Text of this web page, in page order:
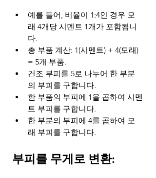
예를 들어, 비율이 1:4인 경우 모
래 4개당 시멘트 1개가 포함됩니
다.
총 부품 계산: 1(시멘트) + 4(모래)
= 5개 부품.
건조 부피를 5로 나누어 한 부분
의 부피를 구합니다.
한 부품의 부피에 1을 곱하여 시멘
트 부피를 구합니다.
한 부분의 부피에 4를 곱하여 모
래 부피를 구합니다.
부피를 무게로 변환: